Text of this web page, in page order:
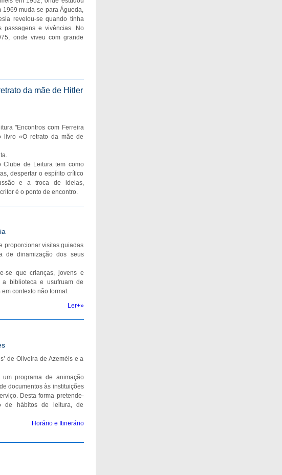
1969 muda-se para Águeda,
revelou-se quando tinha
passagens e vivências. No
onde viveu com grande
da mãe de Hitler
"Encontros com Ferreira
livro «O retrato da mãe de
Clube de Leitura tem como
despertar o espírito crítico
e a troca de ideias,
é o ponto de encontro.
proporcionar visitas guiadas
de dinamização dos seus
se que crianças, jovens e
a biblioteca e usufruam de
contexto não formal.
Ler+»
de Oliveira de Azeméis e a
programa de animação
documentos às instituições
Desta forma pretende-
de hábitos de leitura, de
Horário e Itinerário